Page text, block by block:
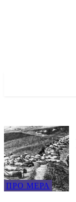
ПРО МЕРА